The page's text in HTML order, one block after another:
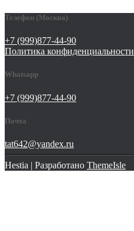
Телефон (Москва)
+7 (999)877-44-90
Политика конфиденциальности
Whatsapp
+7 (999)877-44-90
Почта
tat642@yandex.ru
Hestia | Разработано ThemeIsle